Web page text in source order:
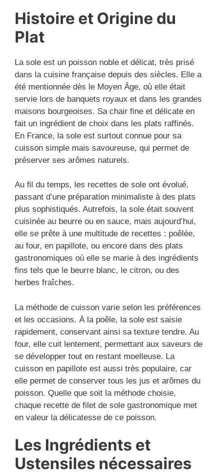
Histoire et Origine du
Plat
La sole est un poisson noble et délicat, très prisé
dans la cuisine française depuis des siècles. Elle a
été mentionnée dès le Moyen Âge, où elle était
servie lors de banquets royaux et dans les grandes
maisons bourgeoises. Sa chair fine et délicate en
fait un ingrédient de choix dans les plats raffinés.
En France, la sole est surtout connue pour sa
cuisson simple mais savoureuse, qui permet de
préserver ses arômes naturels.
Au fil du temps, les recettes de sole ont évolué,
passant d’une préparation minimaliste à des plats
plus sophistiqués. Autrefois, la sole était souvent
cuisinée au beurre ou en sauce, mais aujourd’hui,
elle se prête à une multitude de recettes : poêlée,
au four, en papillote, ou encore dans des plats
gastronomiques où elle se marie à des ingrédients
fins tels que le beurre blanc, le citron, ou des
herbes fraîches.
La méthode de cuisson varie selon les préférences
et les occasions. À la poêle, la sole est saisie
rapidement, conservant ainsi sa texture tendre. Au
four, elle cuit lentement, permettant aux saveurs de
se développer tout en restant moelleuse. La
cuisson en papillote est aussi très populaire, car
elle permet de conserver tous les jus et arômes du
poisson. Quelle que soit la méthode choisie,
chaque recette de filet de sole gastronomique met
en valeur la délicatesse de ce poisson.
Les Ingrédients et
Ustensiles nécessaires